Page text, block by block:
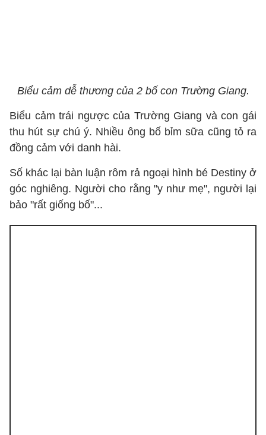
Biểu cảm dễ thương của 2 bố con Trường Giang.
Biểu cảm trái ngược của Trường Giang và con gái
thu hút sự chú ý. Nhiều ông bố bỉm sữa cũng tỏ ra
đồng cảm với danh hài.
Số khác lại bàn luận rôm rả ngoại hình bé Destiny ở
góc nghiêng. Người cho rằng "y như mẹ", người lại
bảo "rất giống bố"...